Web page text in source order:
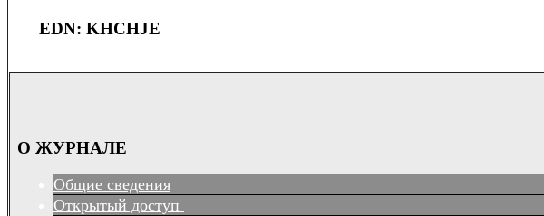
EDN: KHCHJE
О ЖУРНАЛЕ
Общие сведения
Открытый доступ